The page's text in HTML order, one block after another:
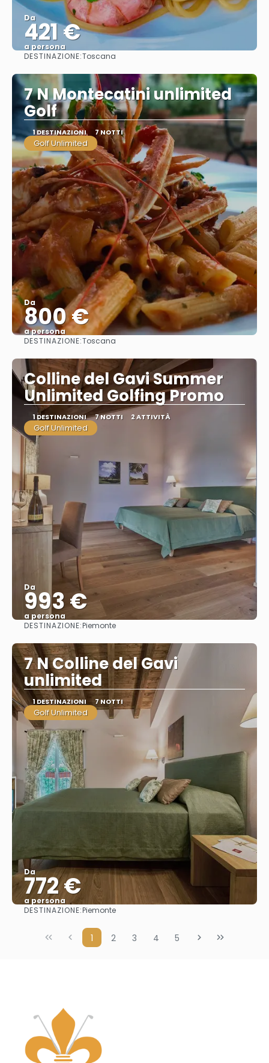
Da
421 €
a persona
DESTINAZIONE:Toscana
7 N Montecatini unlimited
Golf
1 DESTINAZIONI 7 NOTTI
Golf Unlimited
Da
800 €
a persona
DESTINAZIONE:Toscana
Colline del Gavi Summer
Unlimited Golfing Promo
1 DESTINAZIONI 7 NOTTI 2 ATTIVITÀ
Golf Unlimited
Da
993 €
a persona
DESTINAZIONE:Piemonte
7 N Colline del Gavi
unlimited
1 DESTINAZIONI 7 NOTTI
Golf Unlimited
Da
772 €
a persona
DESTINAZIONE:Piemonte
1 2 3 4 5